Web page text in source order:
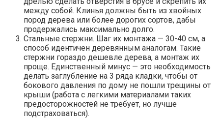
между собой. Клинья должны быть из хвойных
пород дерева или более дорогих сортов, дабы
продержались максимально долго.
Стальные стержни. Шаг их монтажа — 30-40 см, а
способ идентичен деревянным аналогам. Такие
стержни гораздо дешевле дерева, а монтаж их
проще. Единственный минус — это необходимость
делать заглубление на 3 ряда кладки, чтобы от
бокового давления по дому не пошли трещины от
крыши (работа с легкими материалами таких
предосторожностей не требует, но лучше
подстраховаться).